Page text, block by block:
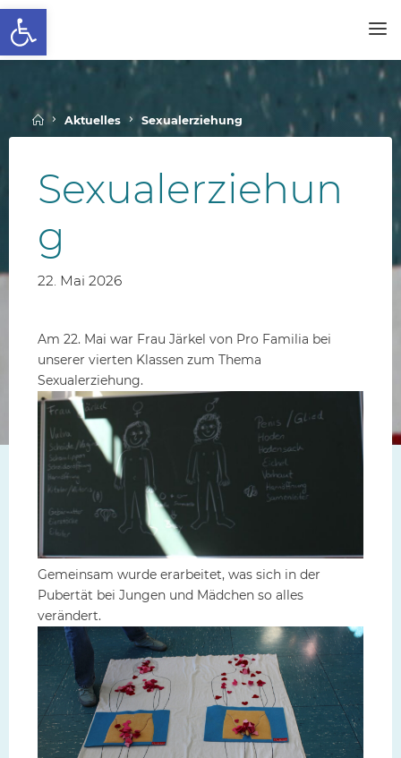
Werkzeugleiste öffnen
Skip
to
content
SCHALLENBERGSCHULE
Home
Aktuelles Sexualerziehung
Sexualerziehun
g
22. Mai 2026
Am 22. Mai war Frau Järkel von Pro Familia bei
unserer vierten Klassen zum Thema
Sexualerziehung.
Gemeinsam wurde erarbeitet, was sich in der
Pubertät bei Jungen und Mädchen so alles
verändert.